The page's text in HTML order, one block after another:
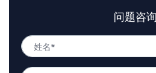
问题咨询
姓
名